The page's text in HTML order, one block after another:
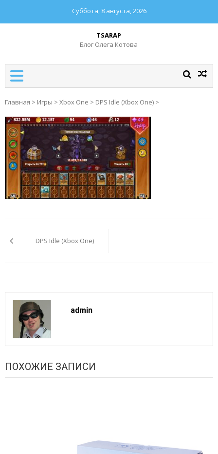
Суббота, 8 августа, 2026
TSARAP
Блог Олега Котова
Главная > Игры > Xbox One > DPS Idle (Xbox One) >
по
записямDPS Idle (Xbox One)
admin
ПОХОЖИЕ ЗАПИСИ